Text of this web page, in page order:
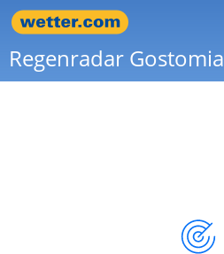
Regenradar Gostomia